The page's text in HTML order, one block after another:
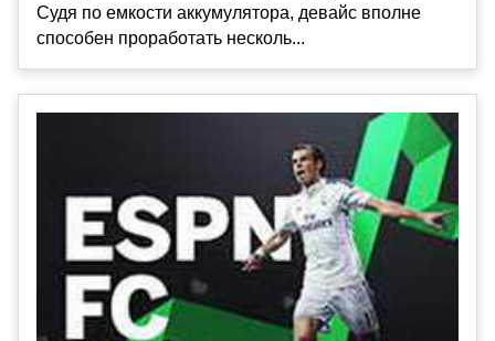
Судя по емкости аккумулятора, девайс вполне
способен проработать несколь...